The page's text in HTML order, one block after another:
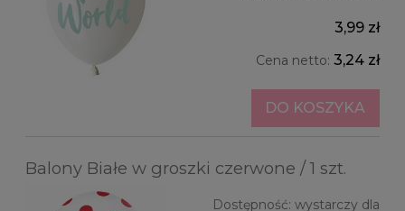
3,99 zł
Cena netto: 3,24 zł
DO KOSZYKA
Balony Białe w groszki czerwone / 1 szt.
Dostępność: wystarczy dla